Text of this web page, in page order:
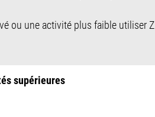
ou une activité plus faible utiliser Z
supérieures